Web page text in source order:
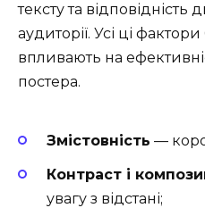
тексту та відповідність
аудиторії. Усі ці
впливають на
постера.
Змістовність —
Контраст і
увагу з відстані;